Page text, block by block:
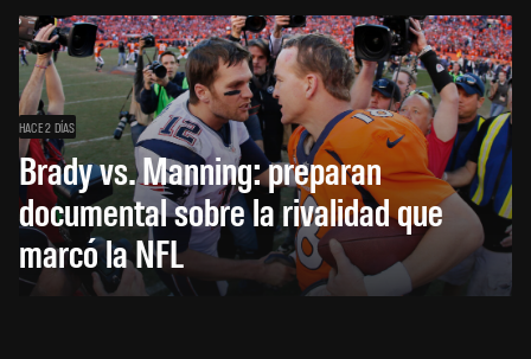
HACE 2 DÍAS
Brady vs. Manning: preparan
documental sobre la rivalidad que
marcó la NFL